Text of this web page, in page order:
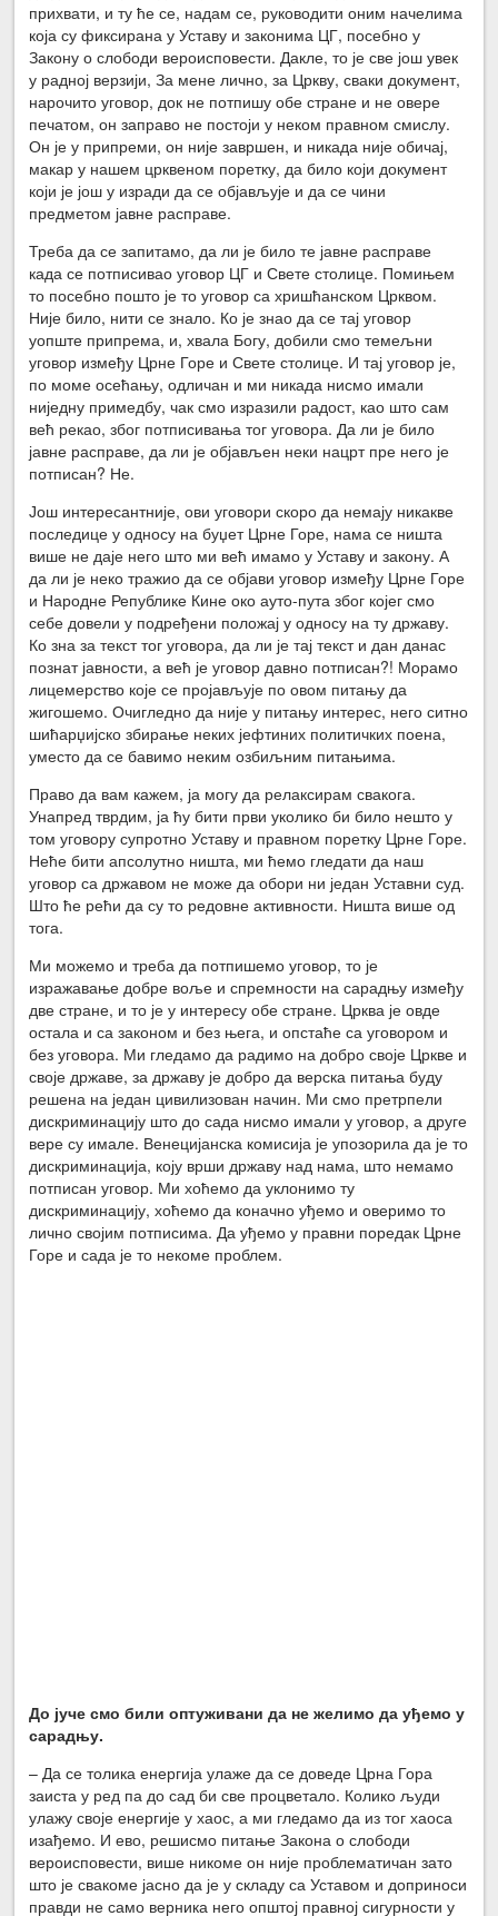
прихвати, и ту ће се, надам се, руководити оним начелима
која су фиксирана у Уставу и законима ЦГ, посебно у
Закону о слободи вероисповести. Дакле, то је све још увек
у радној верзији, За мене лично, за Цркву, сваки документ,
нарочито уговор, док не потпишу обе стране и не овере
печатом, он заправо не постоји у неком правном смислу.
Он је у припреми, он није завршен, и никада није обичај,
макар у нашем црквеном поретку, да било који документ
који је још у изради да се објављује и да се чини
предметом јавне расправе.
Треба да се запитамо, да ли је било те јавне расправе
када се потписивао уговор ЦГ и Свете столице. Помињем
то посебно пошто је то уговор са хришћанском Црквом.
Није било, нити се знало. Ко је знао да се тај уговор
уопште припрема, и, хвала Богу, добили смо темељни
уговор између Црне Горе и Свете столице. И тај уговор је,
по моме осећању, одличан и ми никада нисмо имали
ниједну примедбу, чак смо изразили радост, као што сам
већ рекао, због потписивања тог уговора. Да ли је било
јавне расправе, да ли је објављен неки нацрт пре него је
потписан? Не.
Још интересантније, ови уговори скоро да немају никакве
последице у односу на буџет Црне Горе, нама се ништа
више не даје него што ми већ имамо у Уставу и закону. А
да ли је неко тражио да се објави уговор између Црне Горе
и Народне Републике Кине око ауто-пута због којег смо
себе довели у подређени положај у односу на ту државу.
Ко зна за текст тог уговора, да ли је тај текст и дан данас
познат јавности, а већ је уговор давно потписан?! Морамо
лицемерство које се пројављује по овом питању да
жигошемо. Очигледно да није у питању интерес, него ситно
шићарџијско збирање неких јефтиних политичких поена,
уместо да се бавимо неким озбиљним питањима.
Право да вам кажем, ја могу да релаксирам свакога.
Унапред тврдим, ја ћу бити први уколико би било нешто у
том уговору супротно Уставу и правном поретку Црне Горе.
Неће бити апсолутно ништа, ми ћемо гледати да наш
уговор са државом не може да обори ни један Уставни суд.
Што ће рећи да су то редовне активности. Ништа више од
тога.
Ми можемо и треба да потпишемо уговор, то је
изражавање добре воље и спремности на сарадњу између
две стране, и то је у интересу обе стране. Црква је овде
остала и са законом и без њега, и опстаће са уговором и
без уговора. Ми гледамо да радимо на добро своје Цркве и
своје државе, за државу је добро да верска питања буду
решена на један цивилизован начин. Ми смо претрпели
дискриминацију што до сада нисмо имали у уговор, а друге
вере су имале. Венецијанска комисија је упозорила да је то
дискриминација, коју врши државу над нама, што немамо
потписан уговор. Ми хоћемо да уклонимо ту
дискриминацију, хоћемо да коначно уђемо и оверимо то
лично својим потписима. Да уђемо у правни поредак Црне
Горе и сада је то некоме проблем.
До јуче смо били оптуживани да не желимо да уђемо у
сарадњу.
– Да се толика енергија улаже да се доведе Црна Гора
заиста у ред па до сад би све процветало. Колико људи
улажу своје енергије у хаос, а ми гледамо да из тог хаоса
изађемо. И ево, решисмо питање Закона о слободи
вероисповести, више никоме он није проблематичан зато
што је свакоме јасно да је у складу са Уставом и доприноси
правди не само верника него општој правној сигурности у